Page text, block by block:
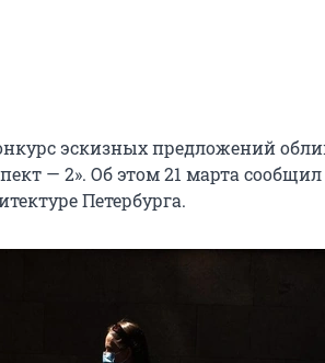
эскизных предложений
— 2». Об этом 21 марта
Петербурга.